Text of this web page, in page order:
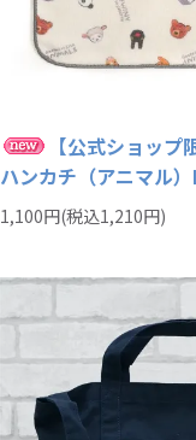
【公式ショッ
ハンカチ（アニマル）
1,100円(税込1,210円)